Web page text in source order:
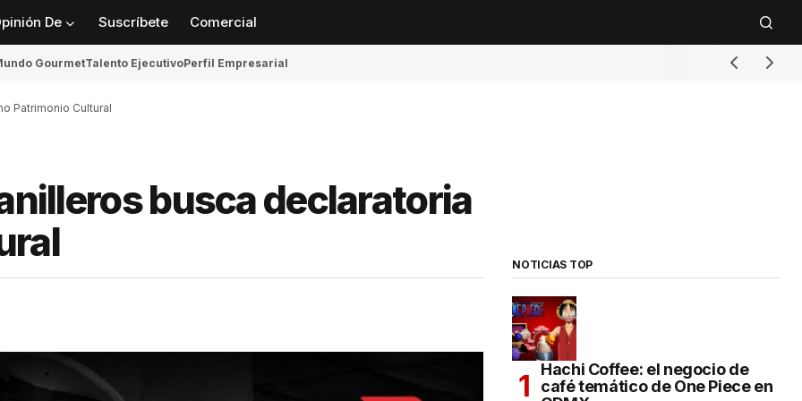
De Suscríbete Comercial
GourmetTalento EjecutivoPerfil Empresarial
Patrimonio Cultural
busca declaratoria
NOTICIAS TOP
Hachi Coffee: el negocio de
café temático de One Piece en